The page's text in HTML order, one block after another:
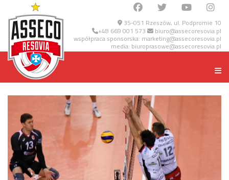
35-051 Rzeszów, ul. Podpromie 10
+48 669 001 573 biuro@assecoresovia.pl
współpraca sponsorska: marketing@assecoresovia.pl
media: biuroprasowe@assecoresovia.pl